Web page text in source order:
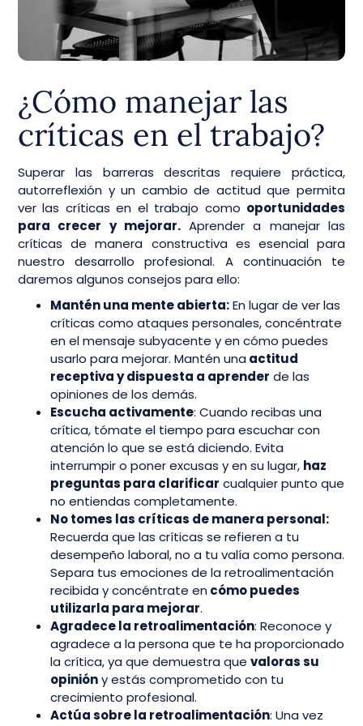
¿Cómo manejar las
críticas en el trabajo?
Superar las barreras descritas requiere práctica,
autorreflexión y un cambio de actitud que permita
ver las críticas en el trabajo como oportunidades
para crecer y mejorar.Aprender a manejar las
críticas de manera constructiva es esencial para
nuestro desarrollo profesional. A continuación te
daremos algunos consejos para ello:
Mantén una mente abierta:En lugar de ver las
críticas como ataques personales, concéntrate
en el mensaje subyacente y en cómo puedes
usarlo para mejorar. Mantén una actitud
receptiva y dispuesta a aprender de las
opiniones de los demás.
Escucha activamente: Cuando recibas una
crítica, tómate el tiempo para escuchar con
atención lo que se está diciendo. Evita
interrumpir o poner excusas y en su lugar, haz
preguntas para clarificar cualquier punto que
no entiendas completamente.
No tomes las críticas de manera personal:
Recuerda que las críticas se refieren a tu
desempeño laboral, no a tu valía como persona.
Separa tus emociones de la retroalimentación
recibida y concéntrate en cómo puedes
utilizarla para mejorar.
Agradece la retroalimentación: Reconoce y
agradece a la persona que te ha proporcionado
la crítica, ya que demuestra que valoras su
opinióny estás comprometido con tu
crecimiento profesional.
Actúa sobre la retroalimentación: Una vez